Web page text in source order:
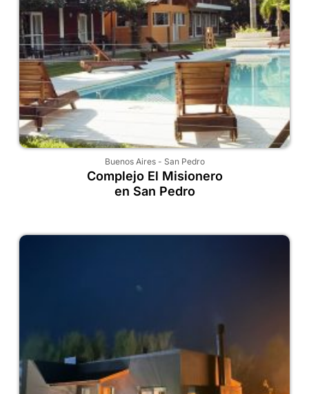
Buenos Aires- San Pedro
Complejo El Misionero
en San Pedro